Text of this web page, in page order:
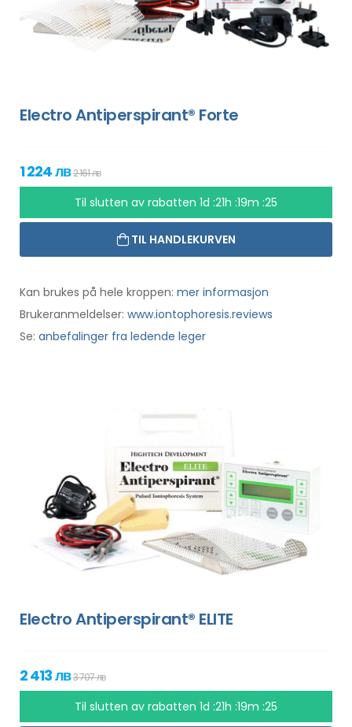
Electro Antiperspirant® Forte
1 224 лв2 161 лв
Til slutten av rabatten 1d :21h :19m :24
TIL HANDLEKURVEN
Kan brukes på hele kroppen: mer informasjon
Brukeranmeldelser: www.iontophoresis.reviews
Se: anbefalinger fra ledende leger
Electro Antiperspirant® ELITE
2 413 лв3 707 лв
Til slutten av rabatten 1d :21h :19m :24